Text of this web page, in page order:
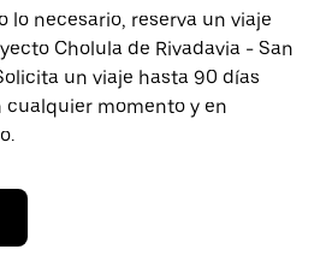
lo necesario, reserva un viaje
Cholula de Rivadavia - San
un viaje hasta 90 días
cualquier momento y en